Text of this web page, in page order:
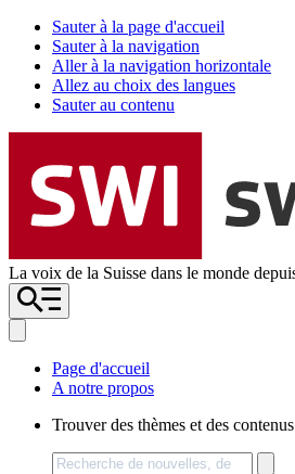
Sauter à la page d'accueil
Sauter à la navigation
Aller à la navigation horizontale
Allez au choix des langues
Sauter au contenu
La voix de la Suisse dans le monde
Page d'accueil
A notre propos
Trouver des thèmes et des contenus
Chercher